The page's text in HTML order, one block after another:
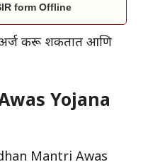
form Offline
अर्ज करू शकतात आणि
Yojana
Mantri Awas